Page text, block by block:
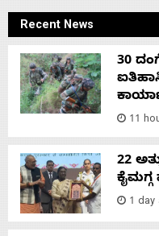
Recent News
30
11
22
ಕೈಮಗ್ಗ
1